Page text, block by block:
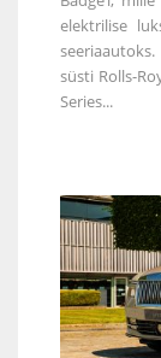
elektrilise
süsti Rolls-
Series...